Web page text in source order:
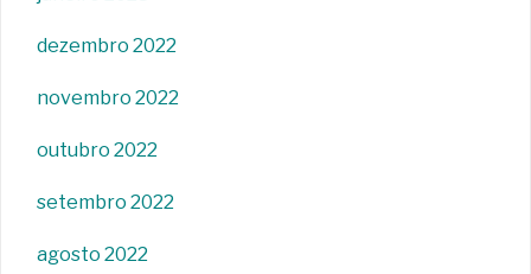
dezembro 2022
novembro 2022
outubro 2022
setembro 2022
agosto 2022